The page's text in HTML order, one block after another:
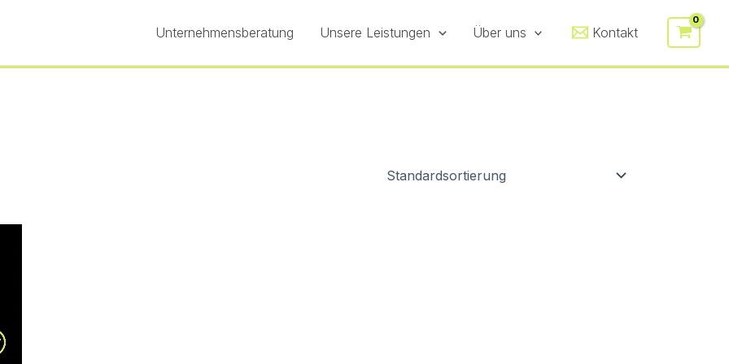
Unternehmensberatung Unsere Leistungen Über uns Kontakt